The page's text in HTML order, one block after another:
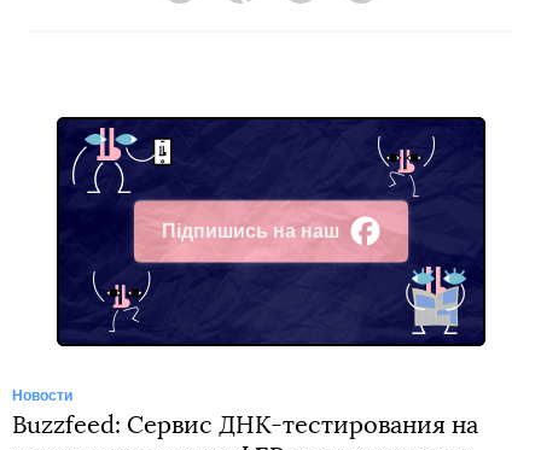
Підпишись на наш
Facebook
Новости
Buzzfeed: Сервис ДНК-тестирования на